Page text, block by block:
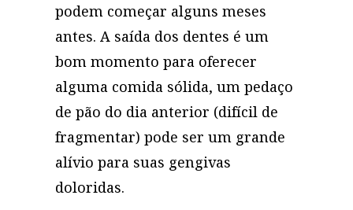
podem começar alguns meses
antes. A saída dos dentes é um
bom momento para oferecer
alguma comida sólida, um pedaço
de pão do dia anterior (difícil de
fragmentar) pode ser um grande
alívio para suas gengivas
doloridas.